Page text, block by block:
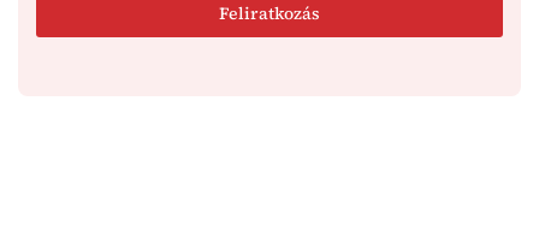
Feliratkozás